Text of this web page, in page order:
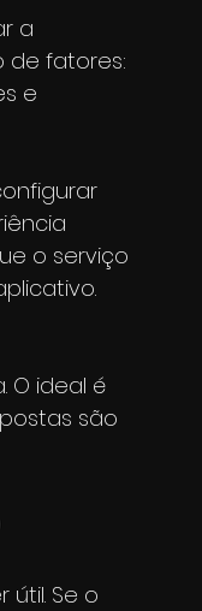
a
de fatores:
e
o serviço
O ideal é
são
Se o